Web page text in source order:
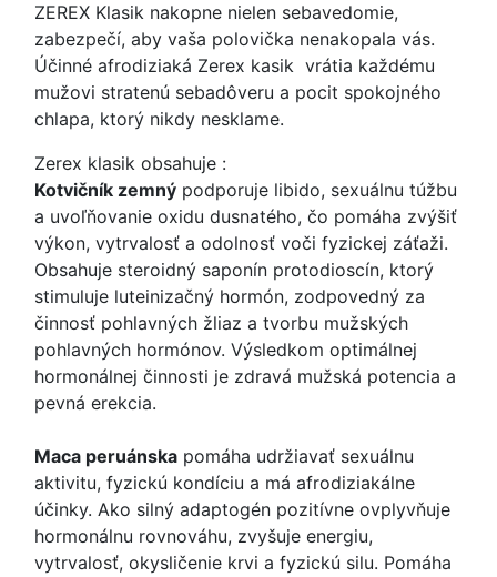
ZEREX Klasik nakopne nielen sebavedomie,
zabezpečí, aby vaša polovička nenakopala vás.
Účinné afrodiziaká Zerex kasik vrátia každému
mužovi stratenú sebadôveru a pocit spokojného
chlapa, ktorý nikdy nesklame.
Zerex klasik obsahuje :
Kotvičník zemný podporuje libido, sexuálnu túžbu
a uvoľňovanie oxidu dusnatého, čo pomáha zvýšiť
výkon, vytrvalosť a odolnosť voči fyzickej záťaži.
Obsahuje steroidný saponín protodioscín, ktorý
stimuluje luteinizačný hormón, zodpovedný za
činnosť pohlavných žliaz a tvorbu mužských
pohlavných hormónov. Výsledkom optimálnej
hormonálnej činnosti je zdravá mužská potencia a
pevná erekcia.
Maca peruánska pomáha udržiavať sexuálnu
aktivitu, fyzickú kondíciu a má afrodiziakálne
účinky. Ako silný adaptogén pozitívne ovplyvňuje
hormonálnu rovnováhu, zvyšuje energiu,
vytrvalosť, okysličenie krvi a fyzickú silu. Pomáha